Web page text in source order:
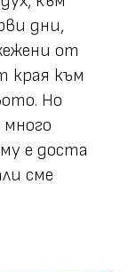
дни,
от
края към
Но
е доста
сме